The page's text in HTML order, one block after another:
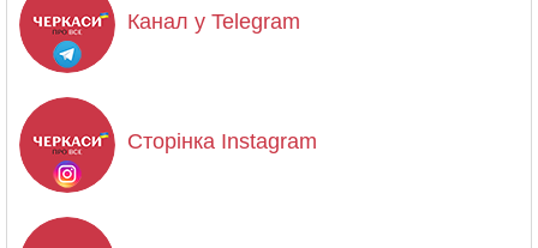
Канал у Telegram
Сторінка Instagram